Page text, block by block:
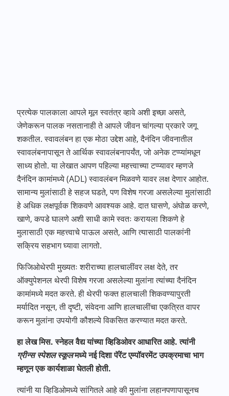
प्रत्येक पालकाला आपले मूल स्वतंत्र व्हावे अशी इच्छा असते,
जेणेकरून पालक नसतानाही ते आपले जीवन चांगल्या प्रकारे जगू
शकतील. स्वावलंबन हा एक मोठा उद्देश आहे, दैनंदिन जीवनातील
स्वावलंबनापासून ते आर्थिक स्वावलंबनापर्यंत, जो अनेक टप्प्यांमधून
साध्य होतो. या लेखात आपण पहिल्या महत्त्वाच्या टप्प्यावर म्हणजे
दैनंदिन कामांमध्ये (ADL) स्वावलंबन मिळवणे यावर लक्ष देणार आहोत.
सामान्य मुलांसाठी हे सहज घडते, पण विशेष गरजा असलेल्या मुलांसाठी
हे अधिक लक्षपूर्वक शिकवणे आवश्यक आहे. दात घासणे, अंघोळ करणे,
खाणे, कपडे घालणे अशी साधी कामे स्वतः करायला शिकणे हे
मुलासाठी एक महत्त्वाचे पाऊल असते, आणि त्यासाठी पालकांनी
सक्रिय सहभाग घ्यावा लागतो.
फिजिओथेरपी मुख्यतः शरीराच्या हालचालींवर लक्ष देते, तर
ऑक्युपेशनल थेरपी विशेष गरजा असलेल्या मुलांना त्यांच्या दैनंदिन
कामांमध्ये मदत करते. ही थेरपी फक्त हालचाली शिकवण्यापुरती
मर्यादित नसून, ती दृष्टी, संवेदना आणि हालचालींचा एकत्रित वापर
करून मुलांना उपयोगी कौशल्ये विकसित करण्यात मदत करते.
हालेखमिस.स्नेहलवैद्ययांच्याव्हिडिओवरआधारितआहे.त्यांनी
ग्रीन्स स्पेशल स्कूलमध्येनईदिशापॅरेंटएम्पॉवरमेंटउपक्रमाचाभाग
म्हणूनएककार्यशाळाघेतलीहोती.
त्यांनी या व्हिडिओमध्ये सांगितले आहे की मुलांना लहानपणापासूनच